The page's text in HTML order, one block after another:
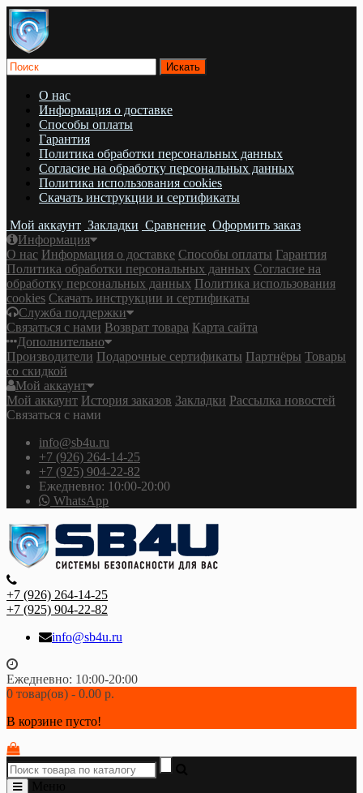
О нас
Информация о доставке
Cпособы оплаты
Гарантия
Политика обработки персональных данных
Согласие на обработку персональных данных
Политика использования cookies
Скачать инструкции и сертификаты
Мой аккаунт Закладки Сравнение Оформить заказ
Информация
О нас Информация о доставке Cпособы оплаты Гарантия
Политика обработки персональных данных Согласие на
обработку персональных данных Политика использования
cookies Скачать инструкции и сертификаты
Служба поддержки
Связаться с нами Возврат товара Карта сайта
Дополнительно
Производители Подарочные сертификаты Партнёры Товары
со скидкой
Мой аккаунт
Мой аккаунт История заказов Закладки Рассылка новостей
Связаться с нами
info@sb4u.ru
+7 (926) 264-14-25
+7 (925) 904-22-82
Ежедневно: 10:00-20:00
WhatsApp
+7 (926) 264-14-25
+7 (925) 904-22-82
info@sb4u.ru
Ежедневно: 10:00-20:00
0 товар(ов) - 0.00 р.
В корзине пусто!